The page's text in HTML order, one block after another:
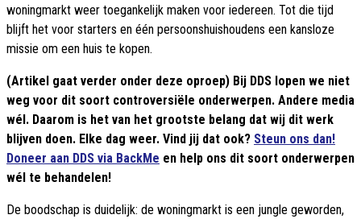
woningmarkt weer toegankelijk maken voor iedereen. Tot die tijd
blijft het voor starters en één persoonshuishoudens een kansloze
missie om een huis te kopen.
(Artikel gaat verder onder deze oproep) Bij DDS lopen we niet
weg voor dit soort controversiële onderwerpen. Andere media
wél. Daarom is het van het grootste belang dat wij dit werk
blijven doen. Elke dag weer. Vind jij dat ook? Steun ons dan!
Doneer aan DDS via BackMe en help ons dit soort onderwerpen
wél te behandelen!
De boodschap is duidelijk: de woningmarkt is een jungle geworden,